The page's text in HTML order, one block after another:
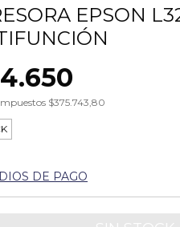
EPSON
$375.743,80
DE PAGO